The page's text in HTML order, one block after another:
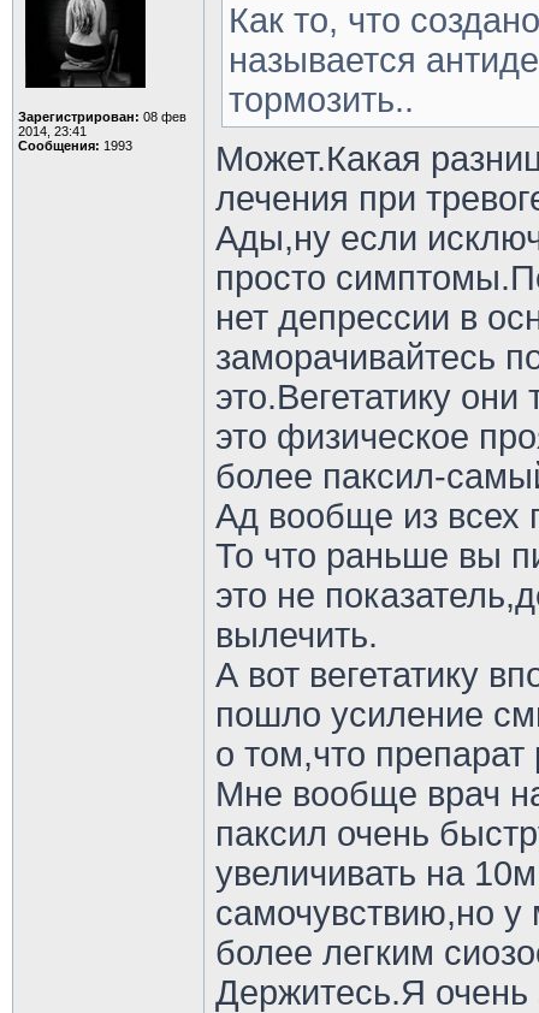
Зарегистрирован: 08 фев
2014, 23:41
Сообщения: 1993
Как то, что
называется
тормозить..
Может.Какая
лечения при
Ады,ну если
просто
нет депрессии в
заморачивайтесь
это.Вегетатику
это физическое
более паксил-
Ад вообще из всех
То что раньше вы
это не
вылечить.
А вот вегетатику
пошло усиление
о том,что препарат
Мне вообще врач
паксил очень
увеличивать на
самочувствию,но у
более легким
Держитесь.Я